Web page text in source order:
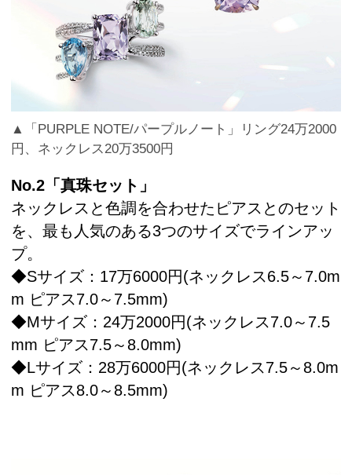
▲「PURPLE NOTE/パープルノート」リング24万2000
円、ネックレス20万3500円
No.2「真珠セット」
ネックレスと色調を合わせたピアスとのセット
を、最も人気のある3つのサイズでラインアッ
プ。
◆Sサイズ：17万6000円(ネックレス6.5～7.0m
m ピアス7.0～7.5mm)
◆Mサイズ：24万2000円(ネックレス7.0～7.5
mm ピアス7.5～8.0mm)
◆Lサイズ：28万6000円(ネックレス7.5～8.0m
m ピアス8.0～8.5mm)